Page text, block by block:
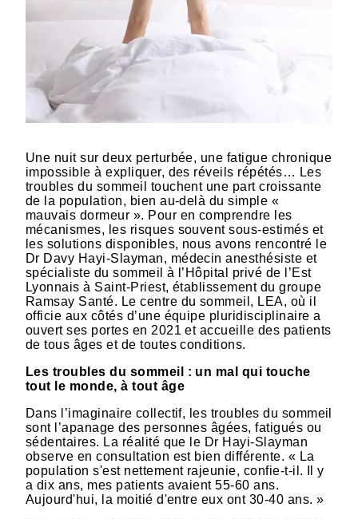
Une nuit sur deux perturbée, une fatigue chronique
impossible à expliquer, des réveils répétés… Les
troubles du sommeil touchent une part croissante
de la population, bien au-delà du simple «
mauvais dormeur ». Pour en comprendre les
mécanismes, les risques souvent sous-estimés et
les solutions disponibles, nous avons rencontré le
Dr Davy Hayi-Slayman, médecin anesthésiste et
spécialiste du sommeil à l’Hôpital privé de l’Est
Lyonnais à Saint-Priest, établissement du groupe
Ramsay Santé. Le centre du sommeil, LEA, où il
officie aux côtés d’une équipe pluridisciplinaire a
ouvert ses portes en 2021 et accueille des patients
de tous âges et de toutes conditions.
Les troubles du sommeil : un mal qui touche
tout le monde, à tout âge
Dans l’imaginaire collectif, les troubles du sommeil
sont l’apanage des personnes âgées, fatigués ou
sédentaires. La réalité que le Dr Hayi-Slayman
observe en consultation est bien différente. « La
population s'est nettement rajeunie, confie-t-il. Il y
a dix ans, mes patients avaient 55-60 ans.
Aujourd'hui, la moitié d'entre eux ont 30-40 ans. »